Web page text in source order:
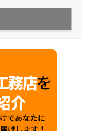
素材の質を落と
を行い、多方面
ままコストを抑
てくれて、お家
ている会社で